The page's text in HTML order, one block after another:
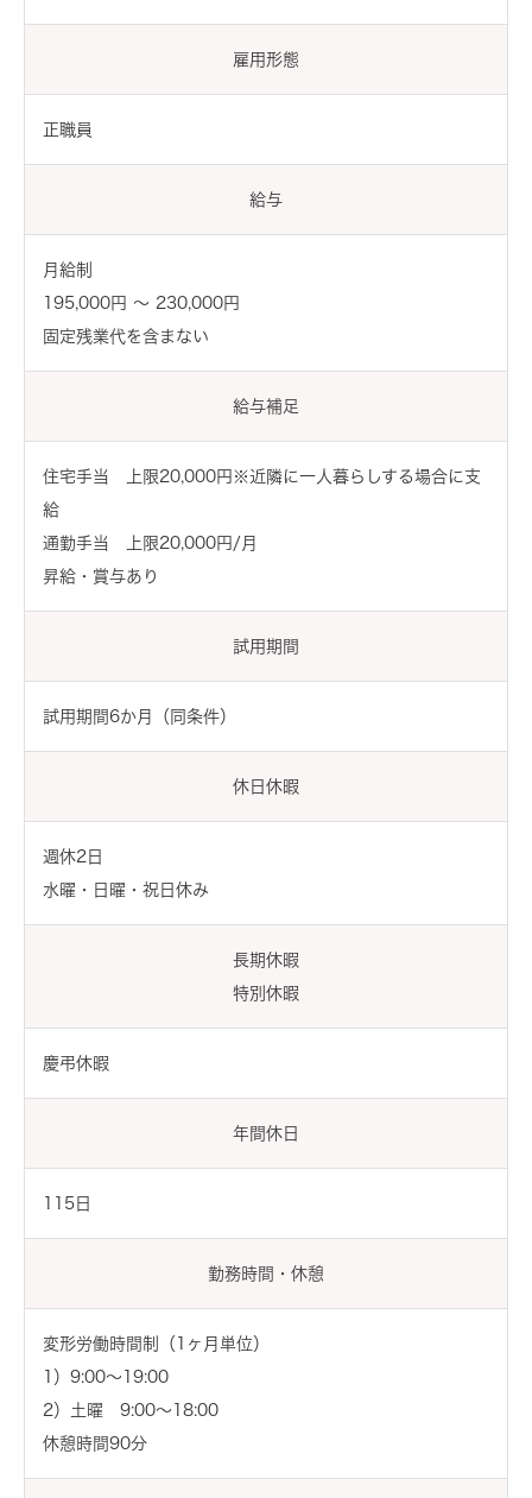
雇用形態
正職員
給与
月給制
195,000円 〜 230,000円
固定残業代を含まない
給与補足
住宅手当 上限20,000円※近隣に一人暮らしする場合に支
給
通勤手当 上限20,000円/月
昇給・賞与あり
試用期間
試用期間6か月（同条件）
休日休暇
週休2日
水曜・日曜・祝日休み
長期休暇
特別休暇
慶弔休暇
年間休日
115日
勤務時間・休憩
変形労働時間制（1ヶ月単位）
1）9:00～19:00
2）土曜 9:00～18:00
休憩時間90分